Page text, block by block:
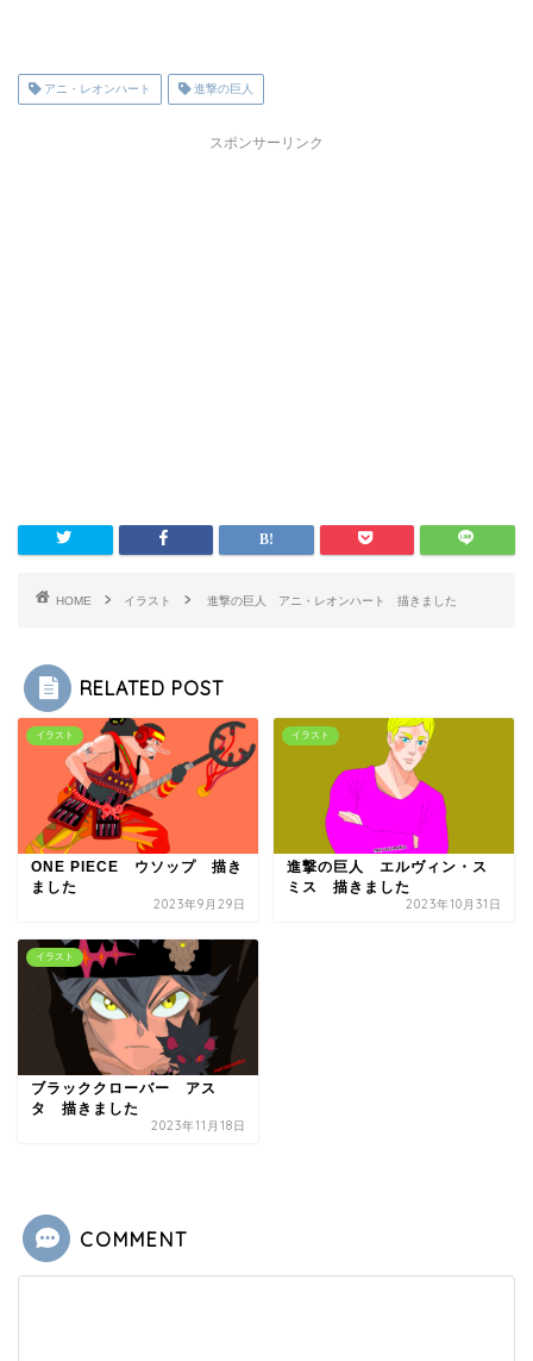
アニ・レオンハート 進撃の巨人
スポンサーリンク
HOME イラスト 進撃の巨人 アニ・レオンハート 描きました
RELATED POST
イラスト
ONE PIECE ウソップ 描き
ました
2023年9月29日
イラスト
進撃の巨人 エルヴィン・ス
ミス 描きました
2023年10月31日
イラスト
ブラッククローバー アス
タ 描きました
2023年11月18日
COMMENT